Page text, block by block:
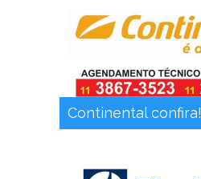
Continental confira!